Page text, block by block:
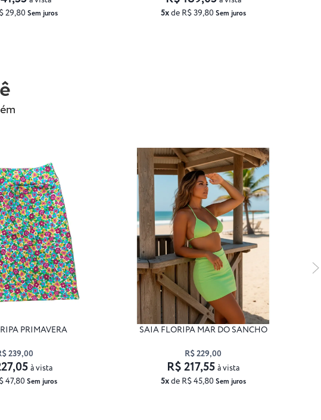
29,80 Sem juros 5xde R$ 39,80 Sem juros
PRIMAVERA
239,00
47,80 Sem juros
à vista
SAIA FLORIPA MAR DO SANCHO
R$ 229,00
5xde R$ 45,80 Sem juros
R$ 217,55 à vista